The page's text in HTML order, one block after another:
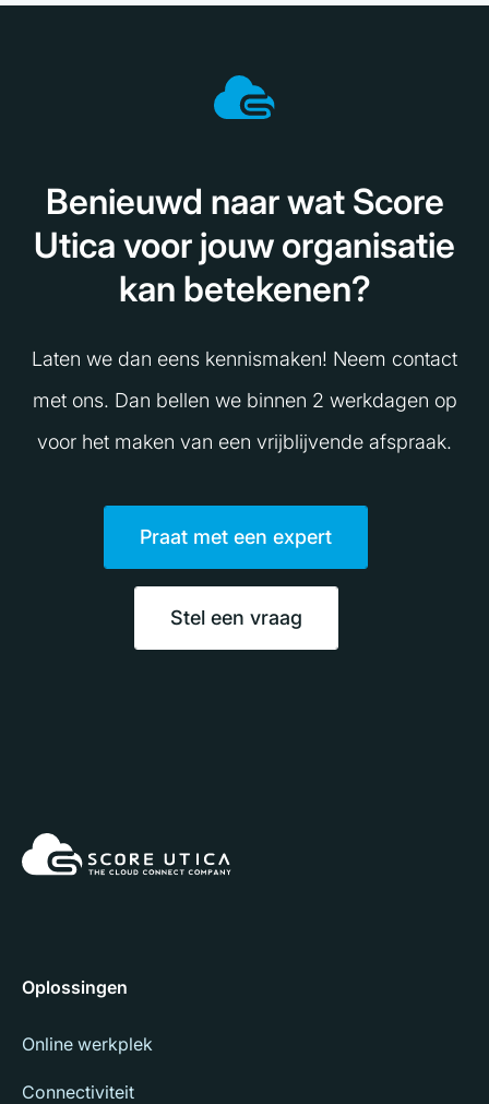
Benieuwd naar wat Score
Utica voor jouw organisatie
kan betekenen?
Laten we dan eens kennismaken! Neem contact
met ons. Dan bellen we binnen 2 werkdagen op
voor het maken van een vrijblijvende afspraak.
Praat met een expert
Stel een vraag
Oplossingen
Online werkplek
Connectiviteit